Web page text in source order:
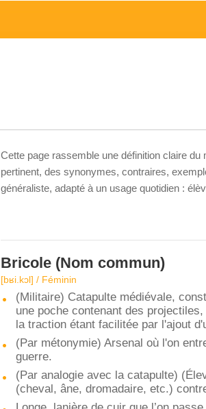
Cette page rassemble une définition claire du
pertinent, des synonymes, contraires,
généraliste, adapté à un usage quotidien :
Bricole (Nom commun)
[bʁi.kɔl] / Féminin
(Militaire) Catapulte médiévale,
une poche contenant des
la traction étant facilitée par l'ajout
(Par métonymie) Arsenal où l'on
guerre.
(Par analogie avec la catapulte)
(cheval, âne, dromadaire, etc.)